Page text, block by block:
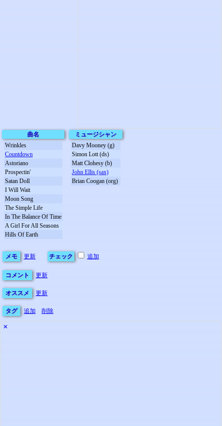
曲名
Wrinkles
Countdown
Astoriano
Prospectin'
Satan Doll
I Will Wait
Moon Song
The Simple Life
In The Balance Of Time
A Girl For All Seasons
Hills Of Earth
ミュージシャン
Davy Mooney (g)
Simon Lott (ds)
Matt Clohesy (b)
John Ellis (sax)
Brian Coogan (org)
メモ 更新 チェック 追加
コメント 更新
オススメ 更新
タグ 追加 削除
✕